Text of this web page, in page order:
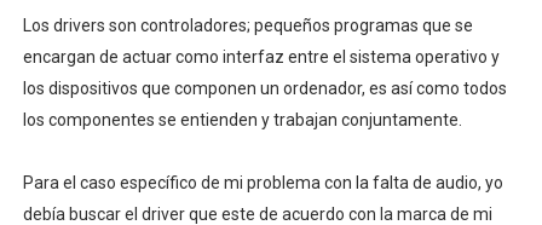
Los drivers son controladores; pequeños programas que se
encargan de actuar como interfaz entre el sistema operativo y
los dispositivos que componen un ordenador, es así como todos
los componentes se entienden y trabajan conjuntamente.
Para el caso específico de mi problema con la falta de audio, yo
debía buscar el driver que este de acuerdo con la marca de mi